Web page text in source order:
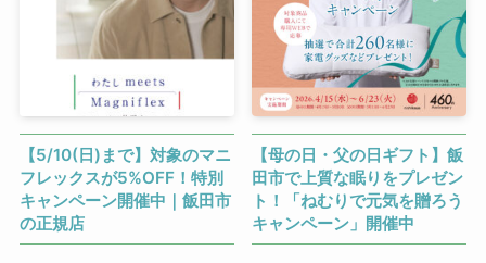
【5/10(日)まで】対象のマニ
フレックスが5%OFF！特別
キャンペーン開催中｜飯田市
の正規店
【母の日・父の日ギフト】飯
田市で上質な眠りをプレゼン
ト！「ねむりで元気を贈ろう
キャンペーン」開催中